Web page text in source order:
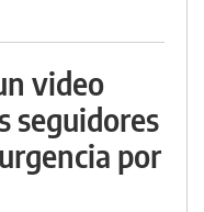
video
seguidores
por